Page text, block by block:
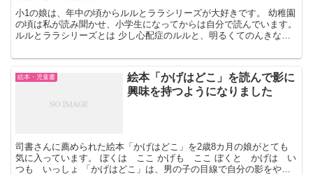
小1の娘は、年中の頃からルルとララシリーズが大好きです。 幼稚園
の頃は私が読み聞かせ、小学生になってからは自分で読んでいます。
ルルとララシリーズとは 少し心配症のルルと、明るくてのんきなラ
絵本・児童書
絵本「かげはどこ」を読んで影に
興味を持つようになりました
司書さんに薦められた絵本「かげはどこ」を2歳8カ月の娘がとても
気に入っています。 ぼくは ここ かげも ここ ぼくと かげは い
つも いっしょ 「かげはどこ」は、男の子の目線で自分の影をやマ